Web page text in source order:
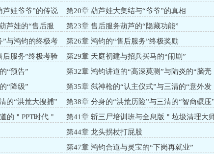
局”
芦娃爷爷”的传说
第20章 葫芦娃大集结与“爷爷”的真相
芦娃的“售后服
第23章 售后服务葫芦的“隐藏功能”
”与鸿钧的终极考
第26章 鸿钧的“售后服务”终极奖励
后服务”终极考验
第29章 天庭初建与招兵买马的“闹剧”
“预告”
第32章 鸿钧讲道的“高深莫测”与陆炎的“脑壳
疼”
“降级”
第35章 弑神枪的“认主仪式”与三清的“意外发
现”
的“洪荒大搜捕” 第38章 分身的“洪荒历险”与三清的“智商碾压”
的＂PPT时代＂
第41章 斩三尸培训班与全息版＂垃圾清理大
＂第44章 龙头拐杖打屁股
第47章 鸿钧合道与灵宝的“下岗再就业”